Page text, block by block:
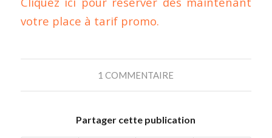
votre place à tarif promo.
1 COMMENTAIRE
Partager cette publication